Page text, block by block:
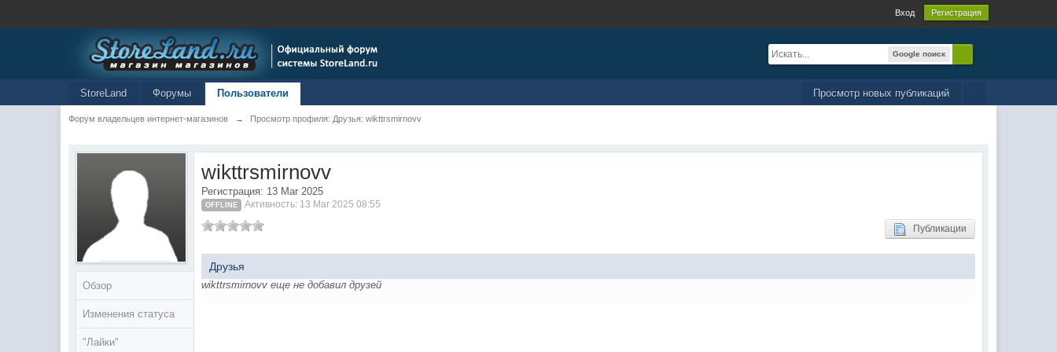
Вход Регистрация
Google поиск
Просмотр новых публикаций
StoreLand Форумы Пользователи
Форум владельцев интернет-магазинов → Просмотр профиля: Друзья: wikttrsmirnovv
Обзор
Изменения статуса
"Лайки"
wikttrsmirnovv
Регистрация: 13 Mar 2025
OFFLINE Активность: 13 Mar 2025 08:55
Публикации
Друзья
wikttrsmirnovv еще не добавил друзей